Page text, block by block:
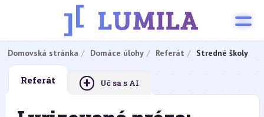
Domovská stránka Domáce úlohy Referát Stredné školy
Referát + Uč sa s AI